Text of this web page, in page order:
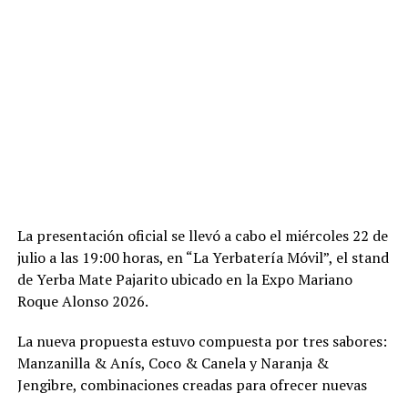
La presentación oficial se llevó a cabo el miércoles 22 de
julio a las 19:00 horas, en “La Yerbatería Móvil”, el stand
de Yerba Mate Pajarito ubicado en la Expo Mariano
Roque Alonso 2026.
La nueva propuesta estuvo compuesta por tres sabores:
Manzanilla & Anís, Coco & Canela y Naranja &
Jengibre, combinaciones creadas para ofrecer nuevas